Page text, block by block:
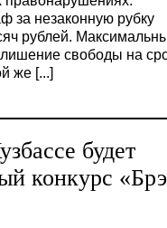
за незаконную рубку
рублей.
свободы на
же [...]
будет
конкурс